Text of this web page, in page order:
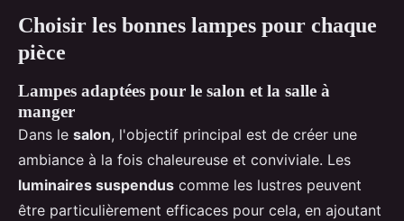
Choisir les bonnes lampes pour chaque
pièce
Lampes adaptées pour le salon et la salle à
manger
Dans le salon, l'objectif principal est de créer une
ambiance à la fois chaleureuse et conviviale. Les
luminaires suspendus comme les lustres peuvent
être particulièrement efficaces pour cela, en ajoutant